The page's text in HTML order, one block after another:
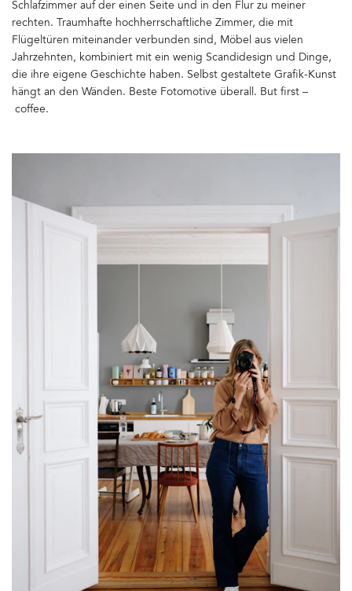
Schlafzimmer auf der einen Seite und in den Flur zu meiner
rechten. Traumhafte hochherrschaftliche Zimmer, die mit
Flügeltüren miteinander verbunden sind, Möbel aus vielen
Jahrzehnten, kombiniert mit ein wenig Scandidesign und Dinge,
die ihre eigene Geschichte haben. Selbst gestaltete Grafik-Kunst
hängt an den Wänden. Beste Fotomotive überall. But first –
coffee.